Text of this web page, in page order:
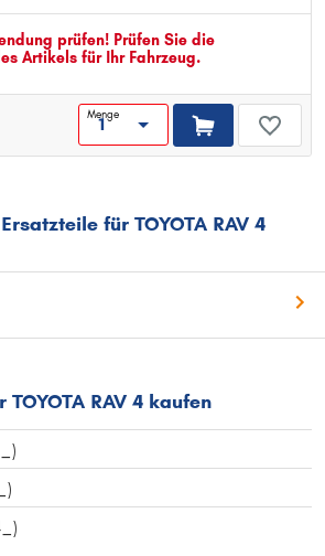
Linkslenker
Info 2: mit Adapter
prüfen! Prüfen Sie die
Artikels für Ihr Fahrzeug.
Menge
für TOYOTA RAV 4
RAV 4 kaufen